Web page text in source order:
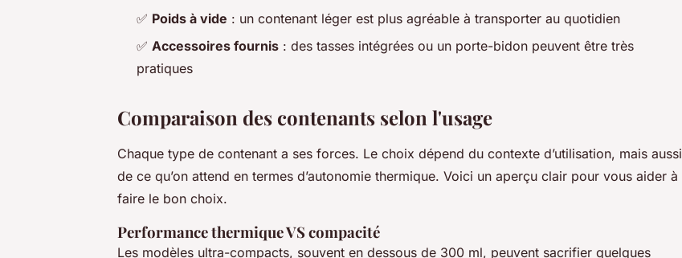
✅ Poids à vide : un contenant léger est plus agréable à transporter au quotidien
✅ Accessoires fournis : des tasses intégrées ou un porte-bidon peuvent être très
pratiques
Comparaison des contenants selon l'usage
Chaque type de contenant a ses forces. Le choix dépend du contexte d’utilisation, mais aussi
de ce qu’on attend en termes d’autonomie thermique. Voici un aperçu clair pour vous aider à
faire le bon choix.
Performance thermique VS compacité
Les modèles ultra-compacts, souvent en dessous de 300 ml, peuvent sacrifier quelques